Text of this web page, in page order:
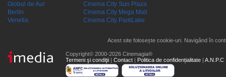
Globul de Aur
Berlin
Venetia
Cinema City Sun Plaza
Cinema City Mega Mall
Cinema City ParkLake
Acest site folosește cookie-uri. Navigând în
Copyright© 2000-2026 Cinemagia®
Termeni şi condiţii | Contact | Politica de confidențialitate | A.N.P.C